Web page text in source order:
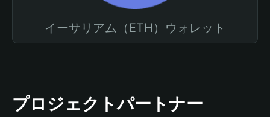
イーサリアム（ETH）ウォレット
プロジェクトパートナー